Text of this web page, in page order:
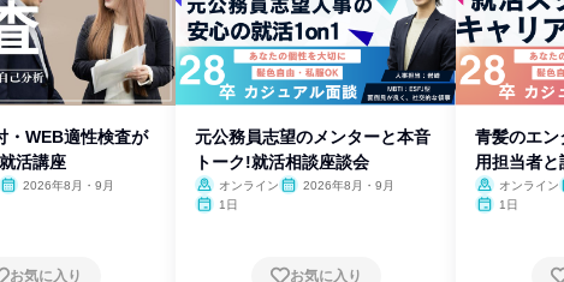
・WEB適性検査が
活講座
2026年8月・9月
お気に入り
元公務員志望のメンターと本音
トーク!就活相談座談会
オンライン
2026年8月・9月
1日
お気に入り
青髪のエン
用担当者
オンライン
1日